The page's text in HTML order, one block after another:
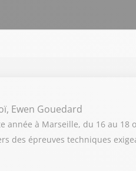
Ewen Gouedard
année à Marseille, du 16 au
des épreuves techniques